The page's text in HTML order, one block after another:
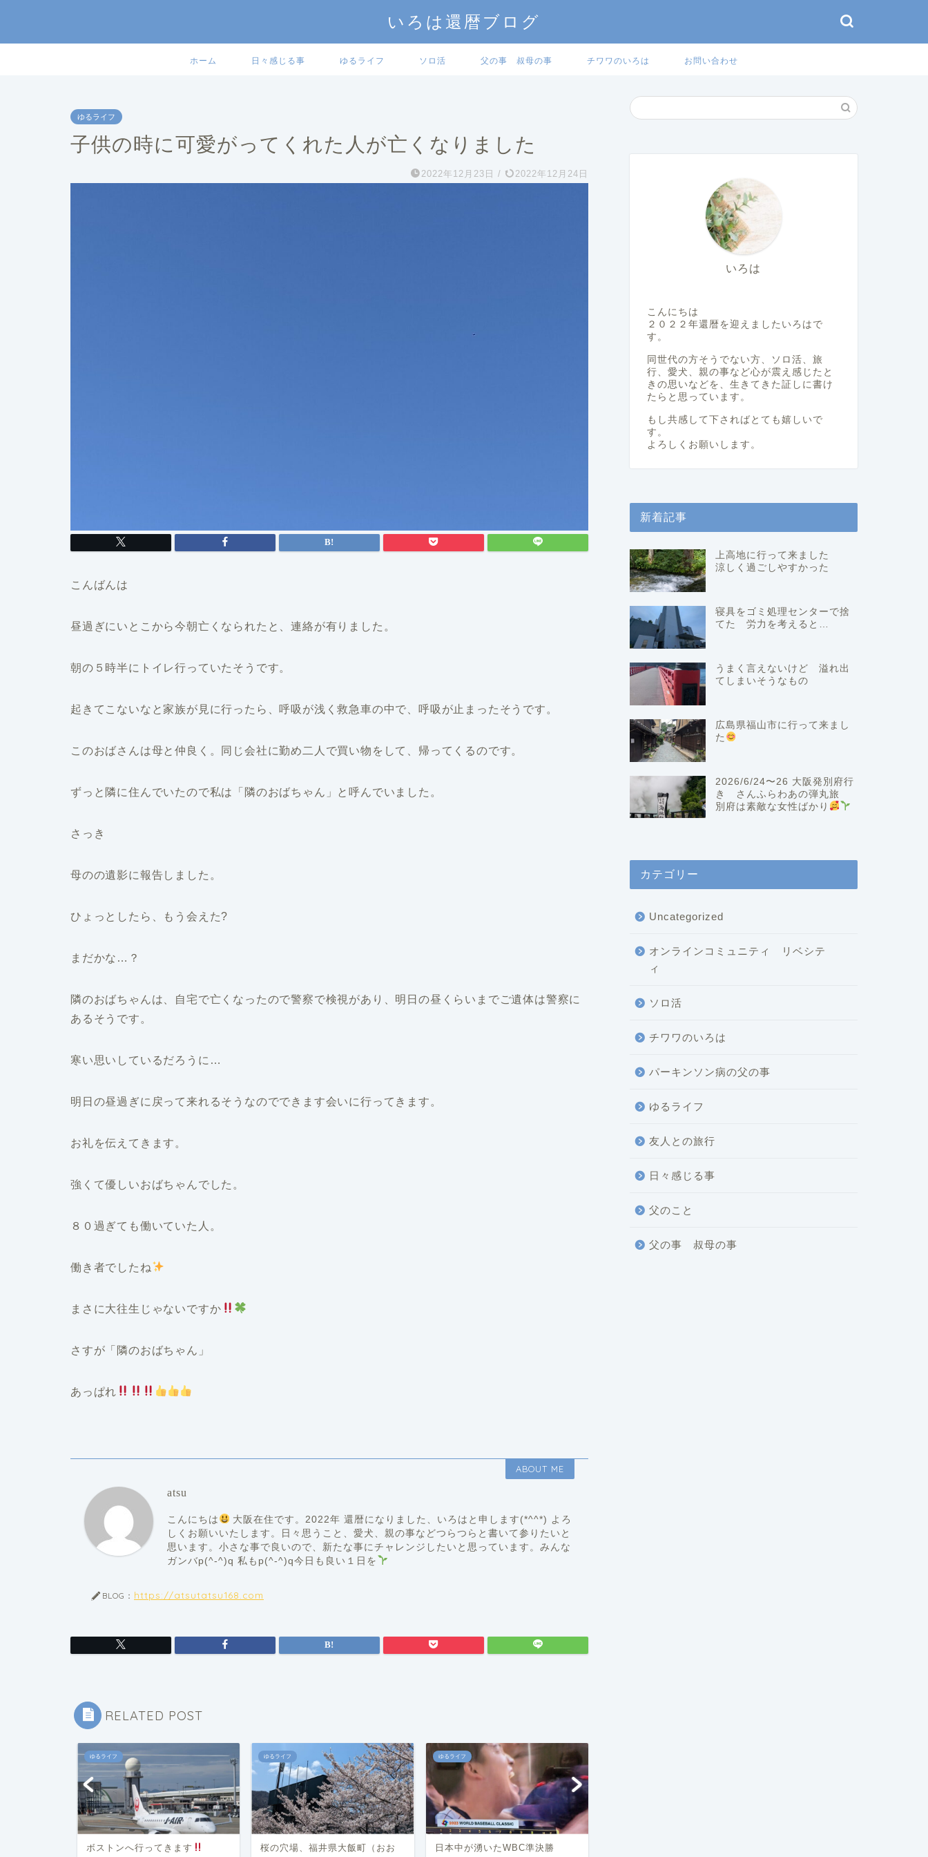
いろは還暦ブログ
ホーム 日々感じる事 ゆるライフ ソロ活 父の事 叔母の事 チワワのいろは お問い合わせ
ゆるライフ
子供の時に可愛がってくれた人が亡くなりました
2022年12月23日 / 2022年12月24日
こんばんは
昼過ぎにいとこから今朝亡くなられたと、連絡が有りました。
朝の５時半にトイレ行っていたそうです。
起きてこないなと家族が見に行ったら、呼吸が浅く救急車の中で、呼吸が止まったそうです。
このおばさんは母と仲良く。同じ会社に勤め二人で買い物をして、帰ってくるのです。
ずっと隣に住んでいたので私は「隣のおばちゃん」と呼んでいました。
さっき
母のの遺影に報告しました。
ひょっとしたら、もう会えた?
まだかな…？
隣のおばちゃんは、自宅で亡くなったので警察で検視があり、明日の昼くらいまでご遺体は警察に
あるそうです。
寒い思いしているだろうに…
明日の昼過ぎに戻って来れるそうなのでできます会いに行ってきます。
お礼を伝えてきます。
強くて優しいおばちゃんでした。
８０過ぎても働いていた人。
働き者でしたね
まさに大往生じゃないですか
さすが「隣のおばちゃん」
あっぱれ
ABOUT ME
atsu
こんにちは
大阪在住です。2022年 還暦になりました、いろはと申します(*^^*) よろ
しくお願いいたします。日々思うこと、愛犬、親の事などつらつらと書いて参りたいと
思います。小さな事で良いので、新たな事にチャレンジしたいと思っています。みんな
ガンバp(^-^)q 私もp(^-^)q今日も良い１日を
BLOG： https://atsutatsu168.com
RELATED POST
ゆるライフ
ボストンへ行ってきます
ゆるライフ
桜の穴場、福井県大飯町（おお
ゆるライフ
日本中が湧いたWBC準決勝
いろは
こんにちは
２０２２年還暦を迎えましたいろはで
す。
同世代の方そうでない方、ソロ活、旅
行、愛犬、親の事など心が震え感じたと
きの思いなどを、生きてきた証しに書け
たらと思っています。
もし共感して下さればとても嬉しいで
す。
よろしくお願いします。
新着記事
上高地に行って来ました
涼しく過ごしやすかった
寝具をゴミ処理センターで捨
てた 労力を考えると…
うまく言えないけど 溢れ出
てしまいそうなもの
広島県福山市に行って来まし
た
2026/6/24〜26 大阪発別府行
き さんふらわあの弾丸旅
別府は素敵な女性ばかり
カテゴリー
Uncategorized
オンラインコミュニティ リベシテ
ィ
ソロ活
チワワのいろは
パーキンソン病の父の事
ゆるライフ
友人との旅行
日々感じる事
父のこと
父の事 叔母の事